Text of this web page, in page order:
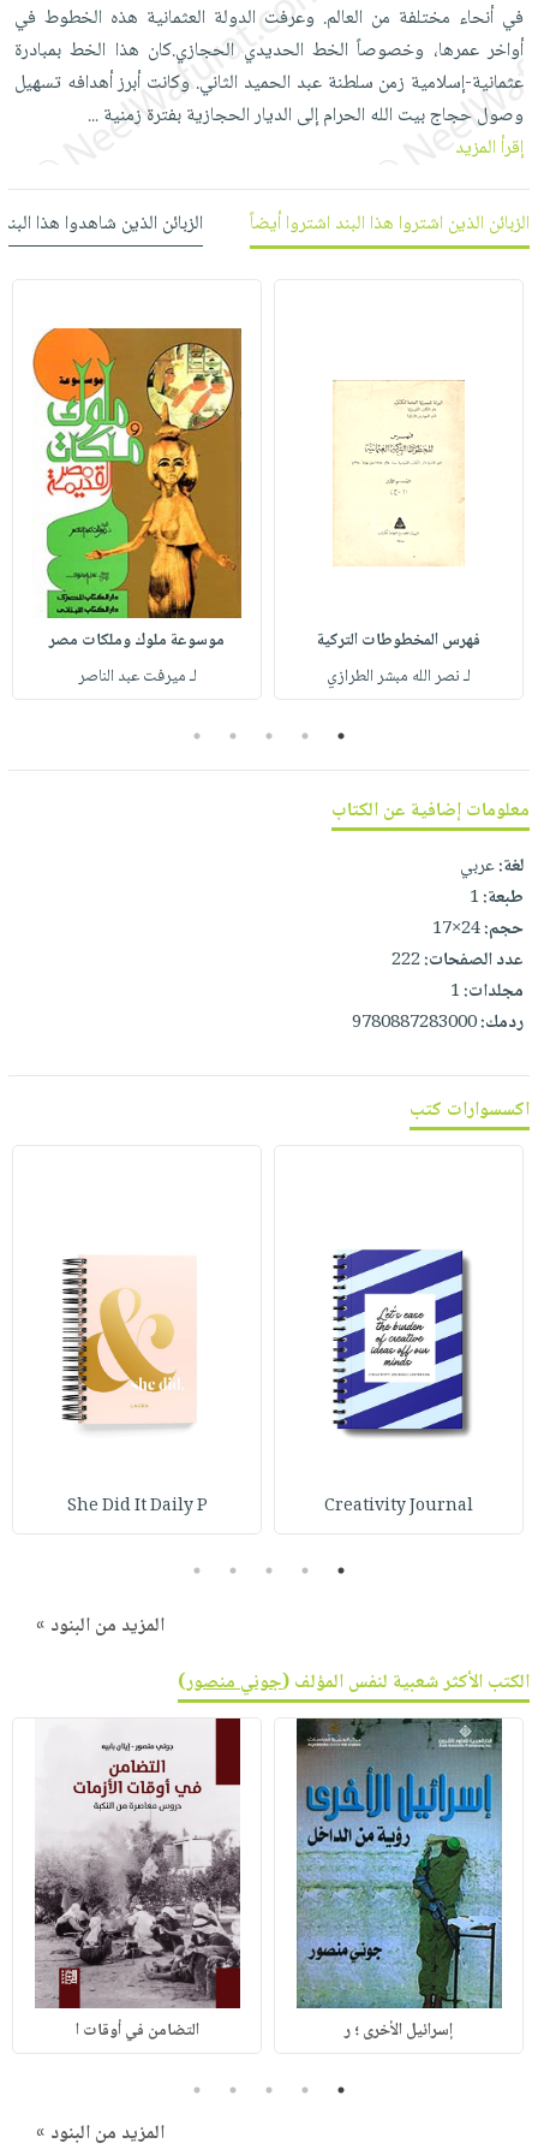
العناية
بالأسنان
الحمية
والتغذية
أدوات
المائدة
الأوعية
والتخزين
الأكثر
مبيعاً
العودة
للمدارس
اكسسوارات
كتب
اكسسوارات
منزلية
حقائب
بالذات
مناسبات
شحن
مجاني
بنود
مختارة
اشتراكات
كل
الاشتراكات
صندوق
القراءة
بحث
متقدم
سياسة
فيديوهات
يتكرر
طرحها
خدمات
وفرات
انشر
كتابك
تواصل
معنا
الإصدارات
في أنحاء مختلفة من العالم. وعرفت الدولة العثمانية هذه الخطوط في
أواخر عمرها، وخصوصاً الخط الحديدي الحجازي.كان هذا الخط بمبادرة
عثمانية-إسلامية زمن سلطنة عبد الحميد الثاني. وكانت أبرز أهدافه تسهيل
وصول حجاج بيت الله الحرام إلى الديار الحجازية بفترة زمنية...
إقرأ المزيد
الزبائن الذين اشتروا هذا البند اشتروا أيضاً الزبائن الذين شاهدوا هذا
فهرس المخطوطات التركية
لـ نصر الله مبشر الطرازي
موسوعة ملوك وملكات مصر
لـ ميرفت عبد الناصر
1
2
3
4
5
معلومات إضافية عن الكتاب
لغة:عربي
طبعة:1
حجم:24×17
عدد الصفحات:222
مجلدات:1
ردمك:9780887283000
اكسسوارات كتب
Creativity Journal
She Did It Daily P
1
2
3
4
5
المزيد من البنود »
الكتب الأكثر شعبية لنفس المؤلف (جوني منصور)
إسرائيل الأخرى ؛ ر التضامن في أوقات ا
1
2
3
4
5
المزيد من البنود »